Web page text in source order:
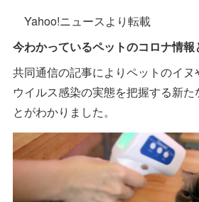
Yahoo!ニュースより転載
今わかっているペットのコロナ情報
共同通信の記事によりペットのイ
ウイルス感染の実態を把握する新た
とがわかりました。